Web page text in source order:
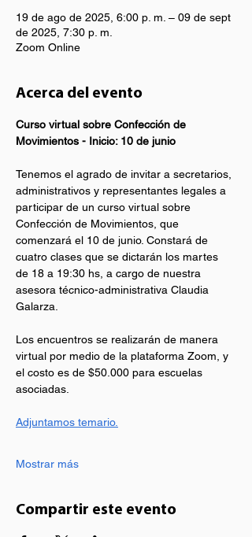
19 de ago de 2025, 6:00 p. m. – 09 de sept
de 2025, 7:30 p. m.
Zoom Online
Acerca del evento
Curso virtual sobre Confección de
Movimientos - Inicio: 10 de junio
Tenemos el agrado de invitar a secretarios,
administrativos y representantes legales a
participar de un curso virtual sobre
Confección de Movimientos, que
comenzará el 10 de junio. Constará de
cuatro clases que se dictarán los martes
de 18 a 19:30 hs, a cargo de nuestra
asesora técnico-administrativa Claudia
Galarza.
﻿Los encuentros se realizarán de manera
virtual por medio de la plataforma Zoom, y
el costo es de $50.000 para escuelas
asociadas.
Adjuntamos temario.
Mostrar más
Compartir este evento